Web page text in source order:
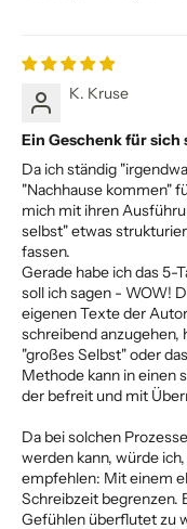
K. Kruse
Ein Geschenk für sich
Da ich ständig
"Nachhause kommen"
mich mit ihren
selbst" etwas
fassen.
Gerade habe ich das 5-
soll ich sagen - WOW!
eigenen Texte der
schreibend anzugehen,
"großes Selbst" oder
Methode kann in einen
der befreit und mit
Da bei solchen
werden kann, würde
empfehlen: Mit einem
Schreibzeit begrenzen.
Gefühlen überflutet zu